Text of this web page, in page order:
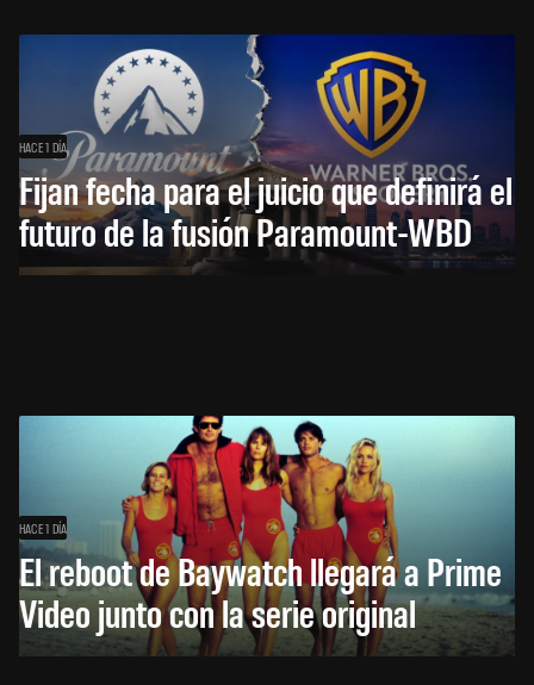
HACE 1 DÍA
Fijan fecha para el juicio que definirá el
futuro de la fusión Paramount-WBD
HACE 1 DÍA
El reboot de Baywatch llegará a Prime
Video junto con la serie original